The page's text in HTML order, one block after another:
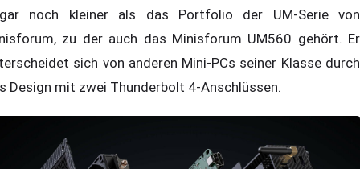
noch kleiner als das Portfolio der UM-Serie von
zu der auch das Minisforum UM560 gehört. Er
sich von anderen Mini-PCs seiner Klasse durch
Design mit zwei Thunderbolt 4-Anschlüssen.